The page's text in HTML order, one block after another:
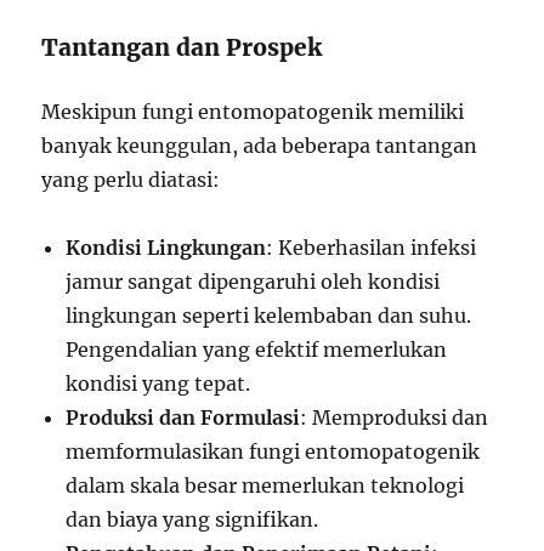
Tantangan dan Prospek
Meskipun fungi entomopatogenik memiliki
banyak keunggulan, ada beberapa tantangan
yang perlu diatasi:
Kondisi Lingkungan: Keberhasilan infeksi
jamur sangat dipengaruhi oleh kondisi
lingkungan seperti kelembaban dan suhu.
Pengendalian yang efektif memerlukan
kondisi yang tepat.
Produksi dan Formulasi: Memproduksi dan
memformulasikan fungi entomopatogenik
dalam skala besar memerlukan teknologi
dan biaya yang signifikan.